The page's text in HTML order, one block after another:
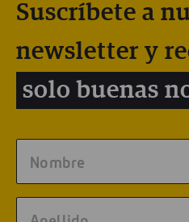
Suscríbete a
newsletter y
solo buenas